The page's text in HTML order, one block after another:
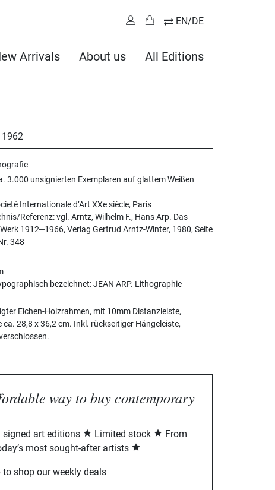
EN/DE
Arrivals About us All Editions
1962
3.000 unsignierten Exemplaren auf glattem Weißen
Internationale d’Art XXe siècle, Paris
Referenz: vgl. Arntz, Wilhelm F., Hans Arp. Das
1912‒1966, Verlag Gertrud Arntz-Winter, 1980, Seite
348
bezeichnet: JEAN ARP. Lithographie
Eichen-Holzrahmen, mit 10mm Distanzleiste,
ca. 28,8 x 36,2 cm. Inkl. rückseitiger Hängeleiste,
way to buy contemporary
art editions Limited stock
From
most sought-after artists
shop our weekly deals